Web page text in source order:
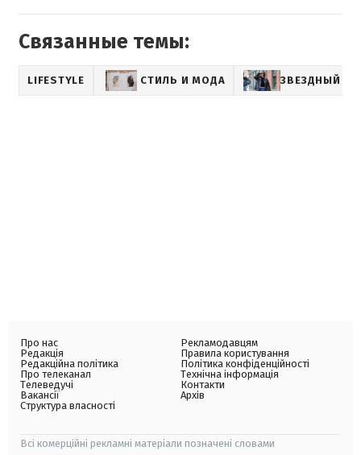
Связанные темы:
LIFESTYLE СТИЛЬ И МОДА ЗВЕЗДНЫЙ
Про нас
Редакція
Редакційна політика
Про телеканал
Телеведучі
Вакансії
Структура власності
Рекламодавцям
Правила користування
Політика конфіденційності
Технічна інформація
Контакти
Архів
Всі комерційні рекламні матеріали позначені словами